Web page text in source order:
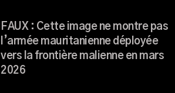
FAUX : Cette image ne montre pas
l’armée mauritanienne déployée
vers la frontière malienne en mars
2026